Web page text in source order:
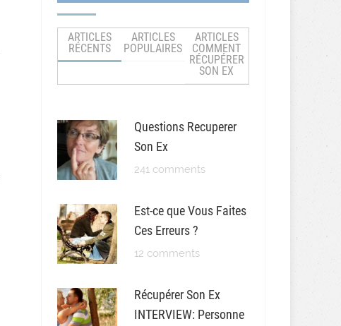
ARTICLES
RÉCENTS
ARTICLES
POPULAIRES
ARTICLES
COMMENT
RÉCUPÉRER
SON EX
Questions Recuperer
Son Ex
241 comments
Est-ce que Vous Faites
Ces Erreurs ?
12 comments
Récupérer Son Ex
INTERVIEW: Personne